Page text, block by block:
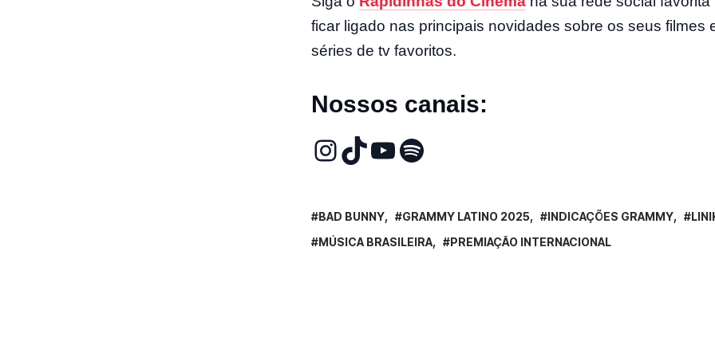
ficar ligado nas principais novidades sobre os seus filmes
séries de tv favoritos.
Nossos canais:
BAD BUNNY GRAMMY LATINO 2025 INDICAÇÕES GRAMMY
MÚSICA BRASILEIRA
PREMIAÇÃO INTERNACIONAL